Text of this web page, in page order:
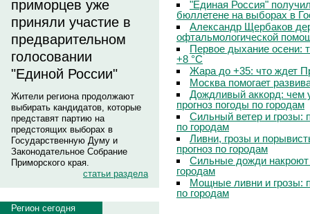
приморцев уже
приняли участие в
предварительном
голосовании
"Единой России"
Жители региона продолжают
выбирать кандидатов, которые
представят партию на
предстоящих выборах в
Государственную Думу и
Законодательное Собрание
Приморского края.
статьи раздела
Регион сегодня
"Единая Россия"
бюллетене на выборах в
Александр Щербаков
офтальмологической
Первое дыхание осени:
+8 °C
Жара до +35: что ждет
Москва помогает
Дождливый аккорд: чем
прогноз погоды по городам
Сильный ветер и грозы:
по городам
Ливни, грозы и
прогноз по городам
Сильные дожди
городам
Мощные ливни и грозы:
по городам